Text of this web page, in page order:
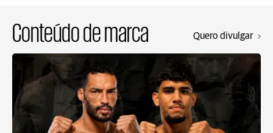
Conteúdo de marca Quero divulgar